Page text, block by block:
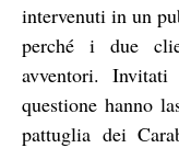
intervenuti in un
perché i due
avventori.
questione hanno
pattuglia dei